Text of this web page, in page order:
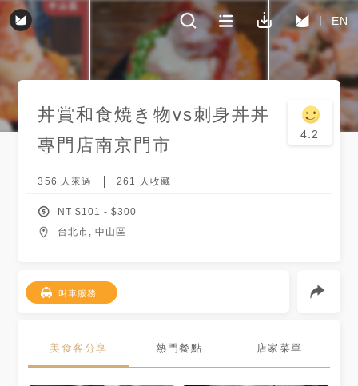
EN
丼賞和食焼き物vs刺身丼丼
專門店南京門市
4.2
356 人來過 261 人收藏
NT $101 - $300
台北市, 中山區
叫車服務
美食客分享 熱門餐點 店家菜單